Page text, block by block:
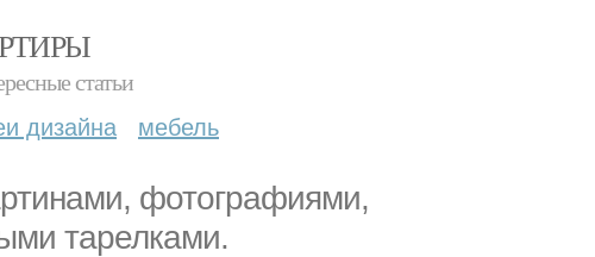
статьи
дизайна мебель
фотографиями,
тарелками.